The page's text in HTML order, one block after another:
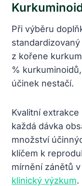
Při výběru
z kořene
%
účinek nestačí.
Kvalitní
každá dávka
množství
klíčem k
mírnění zánětů
klinický výzkum.